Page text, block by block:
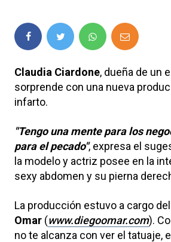
Claudia Ciardone, dueña de un
sorprende con una nueva
infarto.
"Tengo una mente para los
para el pecado", expresa el
la modelo y actriz posee en la
sexy abdomen y su pierna
La producción estuvo a cargo
Omar (www.diegoomar.com).
no te alcanza con ver el tatuaje,